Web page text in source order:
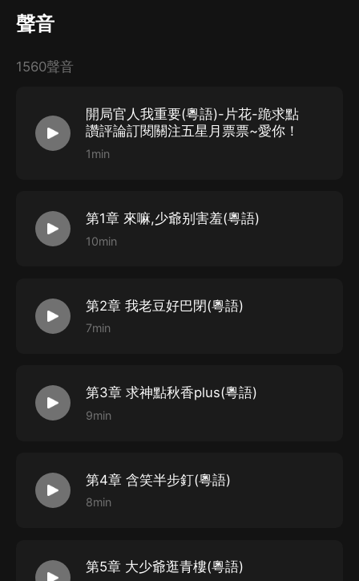
老竇就話自己有六個色香味俱全既老婆!
安素雲,皇朝大公主!
林若穎,天朝大將軍!
蘇月皎,朝堂女丞相!
今次官人我!重!要
聲音
1560聲音
開局官人我重要(粵語)-片花-跪求點
讚評論訂閱關注五星月票票~愛你！
1min
第1章 來嘛,少爺别害羞(粵語)
10min
第2章 我老豆好巴閉(粵語)
7min
第3章 求神點秋香plus(粵語)
9min
第4章 含笑半步釘(粵語)
8min
第5章 大少爺逛青樓(粵語)